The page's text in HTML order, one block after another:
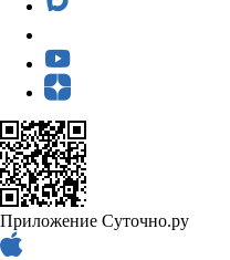
Приложение Суточно.ру